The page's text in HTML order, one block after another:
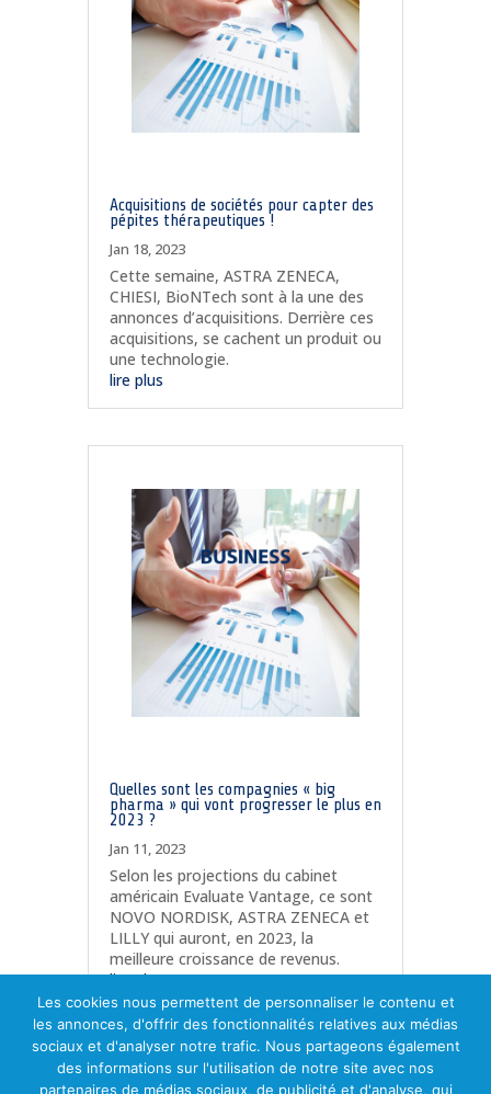
Acquisitions de sociétés pour capter des
pépites thérapeutiques !
Jan 18, 2023
Cette semaine, ASTRA ZENECA,
CHIESI, BioNTech sont à la une des
annonces d’acquisitions. Derrière ces
acquisitions, se cachent un produit ou
une technologie.
lire plus
Quelles sont les compagnies « big
pharma » qui vont progresser le plus en
2023 ?
Jan 11, 2023
Selon les projections du cabinet
américain Evaluate Vantage, ce sont
NOVO NORDISK, ASTRA ZENECA et
LILLY qui auront, en 2023, la
meilleure croissance de revenus.
lire plus
Page 22 sur 28
«
Première
« ... 10 ... 20 21 22 23
Les cookies nous permettent de personnaliser le contenu et
les annonces, d'offrir des fonctionnalités relatives aux médias
sociaux et d'analyser notre trafic. Nous partageons également
des informations sur l'utilisation de notre site avec nos
partenaires de médias sociaux, de publicité et d'analyse, qui